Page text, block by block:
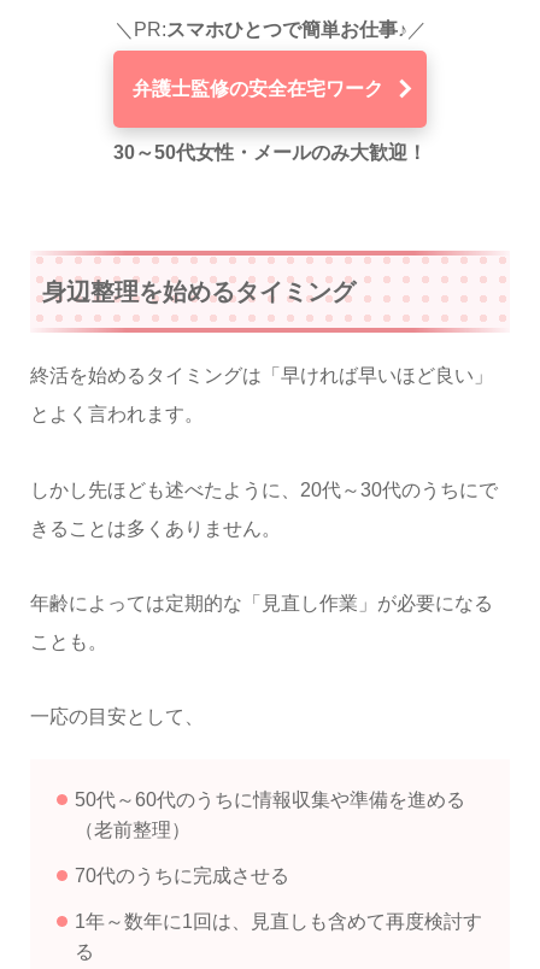
＼PR:スマホひとつで簡単お仕事♪ ／
弁護士監修の安全在宅ワーク
30～50代女性・メールのみ大歓迎！
身辺整理を始めるタイミング
終活を始めるタイミングは「早ければ早いほど良い」
とよく言われます。
しかし先ほども述べたように、20代～30代のうちにで
きることは多くありません。
年齢によっては定期的な「見直し作業」が必要になる
ことも。
一応の目安として、
50代～60代のうちに情報収集や準備を進める
（老前整理）
70代のうちに完成させる
1年～数年に1回は、見直しも含めて再度検討す
る